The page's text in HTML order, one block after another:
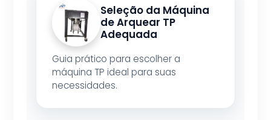
Seleção da Máquina
de Arquear TP
Adequada
Guia prático para escolher a
máquina TP ideal para suas
necessidades.